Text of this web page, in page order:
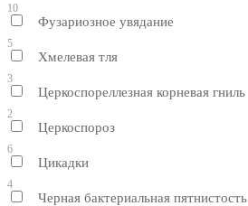
10
Фузариозное увядание
5
Хмелевая тля
3
Церкоспореллезная корневая гниль
2
Церкоспороз
6
Цикадки
4
Черная бактериальная пятнистость